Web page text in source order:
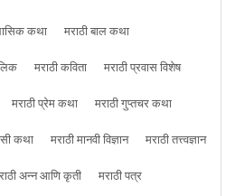
कथा
मराठी बाल कथा
मराठी कविता
मराठी प्रवास विशेष
मराठी प्रेम कथा
मराठी गुप्तचर कथा
कथा मराठी मानवी विज्ञान
मराठी तत्त्वज्ञान
अन्न आणि कृती
मराठी पत्र